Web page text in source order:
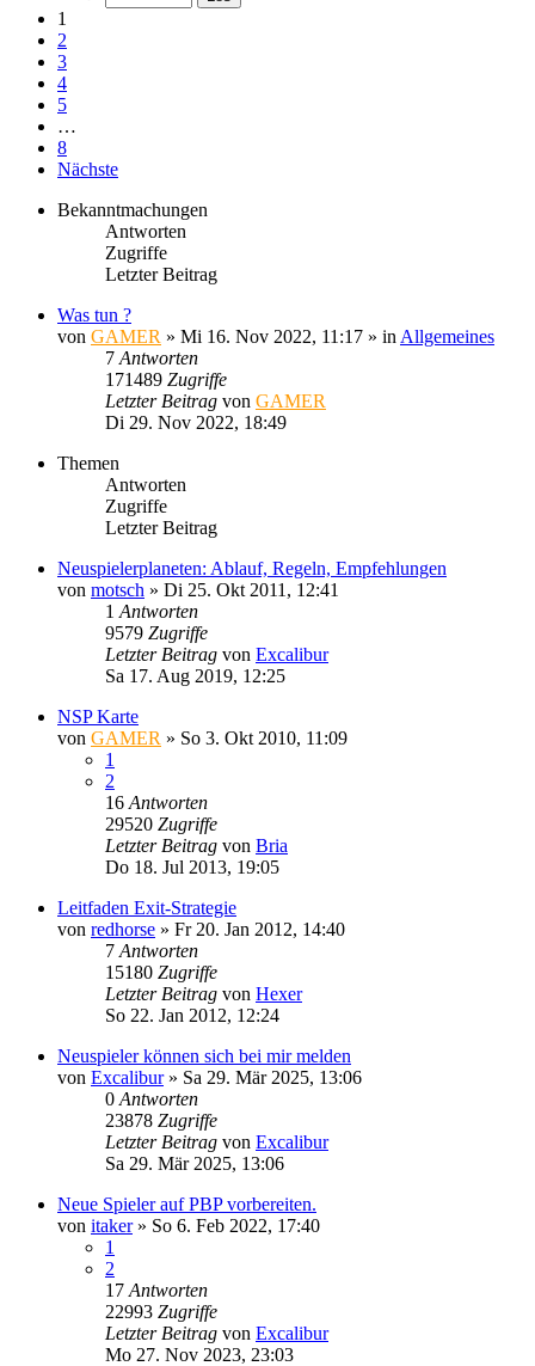
1
2
3
4
5
…
8
Nächste
Bekanntmachungen
Antworten
Zugriffe
Letzter Beitrag
Was tun ?
von GAMER » Mi 16. Nov 2022, 11:17 » in Allgemeines
7 Antworten
171489 Zugriffe
Letzter Beitrag von GAMER
Di 29. Nov 2022, 18:49
Themen
Antworten
Zugriffe
Letzter Beitrag
Neuspielerplaneten: Ablauf, Regeln, Empfehlungen
von motsch » Di 25. Okt 2011, 12:41
1 Antworten
9579 Zugriffe
Letzter Beitrag von Excalibur
Sa 17. Aug 2019, 12:25
NSP Karte
von GAMER » So 3. Okt 2010, 11:09
1
2
16 Antworten
29520 Zugriffe
Letzter Beitrag von Bria
Do 18. Jul 2013, 19:05
Leitfaden Exit-Strategie
von redhorse » Fr 20. Jan 2012, 14:40
7 Antworten
15180 Zugriffe
Letzter Beitrag von Hexer
So 22. Jan 2012, 12:24
Neuspieler können sich bei mir melden
von Excalibur» Sa 29. Mär 2025, 13:06
0 Antworten
23878 Zugriffe
Letzter Beitrag von Excalibur
Sa 29. Mär 2025, 13:06
Neue Spieler auf PBP vorbereiten.
von itaker» So 6. Feb 2022, 17:40
1
2
17 Antworten
22993 Zugriffe
Letzter Beitrag von Excalibur
Mo 27. Nov 2023, 23:03